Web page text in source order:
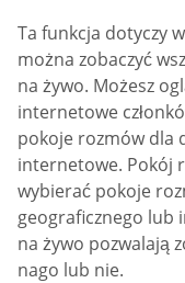
Ta funkcja dotyczy
można zobaczyć
na żywo. Możesz
internetowe
pokoje rozmów dla
internetowe. Pokój
wybierać pokoje
geograficznego lub
na żywo pozwalają
nago lub nie.